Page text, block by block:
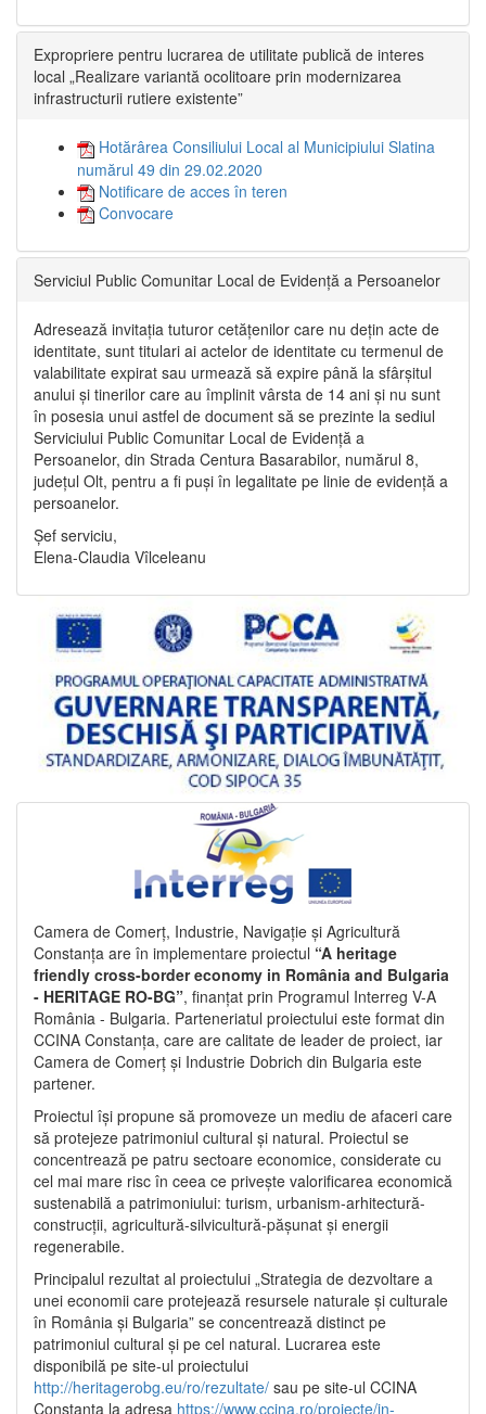
Expropriere pentru lucrarea de utilitate publică de interes
local „Realizare variantă ocolitoare prin modernizarea
infrastructurii rutiere existente”
Hotărârea Consiliului Local al Municipiului Slatina
numărul 49 din 29.02.2020
Notificare de acces în teren
Convocare
Serviciul Public Comunitar Local de Evidență a Persoanelor
Adresează invitația tuturor cetățenilor care nu dețin acte de
identitate, sunt titulari ai actelor de identitate cu termenul de
valabilitate expirat sau urmează să expire până la sfârșitul
anului și tinerilor care au împlinit vârsta de 14 ani și nu sunt
în posesia unui astfel de document să se prezinte la sediul
Serviciului Public Comunitar Local de Evidență a
Persoanelor, din Strada Centura Basarabilor, numărul 8,
județul Olt, pentru a fi puși în legalitate pe linie de evidență a
persoanelor.
Șef serviciu,
Elena-Claudia Vîlceleanu
Camera de Comerț, Industrie, Navigație și Agricultură
Constanța are în implementare proiectul “A heritage
friendly cross-border economy in România and Bulgaria
- HERITAGE RO-BG”, finanțat prin Programul Interreg V-A
România - Bulgaria. Parteneriatul proiectului este format din
CCINA Constanța, care are calitate de leader de proiect, iar
Camera de Comerț și Industrie Dobrich din Bulgaria este
partener.
Proiectul își propune să promoveze un mediu de afaceri care
să protejeze patrimoniul cultural și natural. Proiectul se
concentrează pe patru sectoare economice, considerate cu
cel mai mare risc în ceea ce privește valorificarea economică
sustenabilă a patrimoniului: turism, urbanism-arhitectură-
construcții, agricultură-silvicultură-pășunat și energii
regenerabile.
Principalul rezultat al proiectului „Strategia de dezvoltare a
unei economii care protejează resursele naturale și culturale
în România și Bulgaria” se concentrează distinct pe
patrimoniul cultural și pe cel natural. Lucrarea este
disponibilă pe site-ul proiectului
http://heritagerobg.eu/ro/rezultate/ sau pe site-ul CCINA
Constanța la adresa https://www.ccina.ro/proiecte/in-